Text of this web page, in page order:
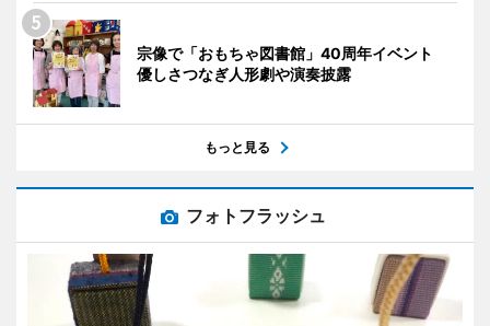
宗像で「おもちゃ図書館」40周年イベント
優しさつなぎ人形劇や演奏披露
もっと見る
フォトフラッシュ